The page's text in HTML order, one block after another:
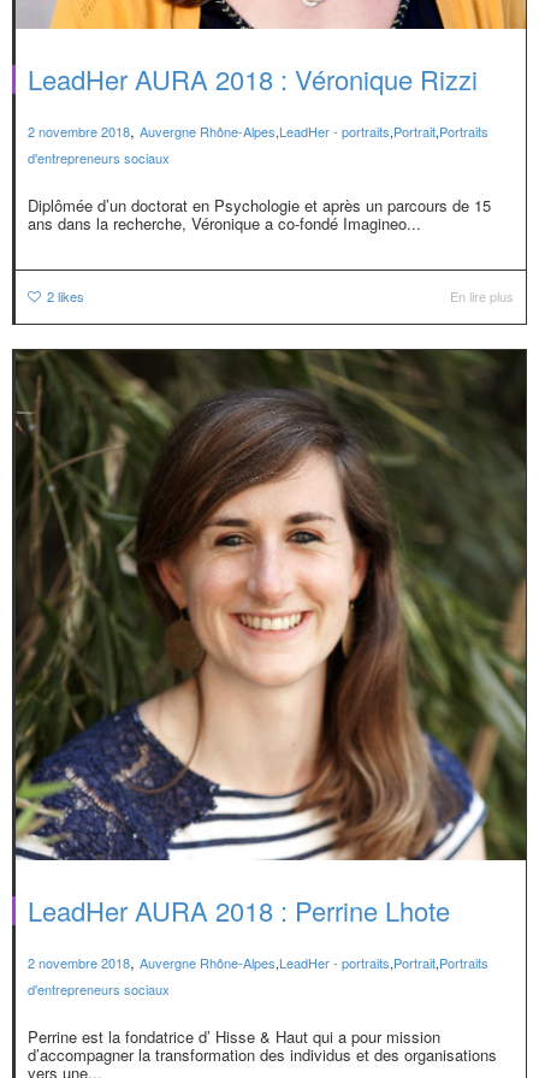
LeadHer AURA 2018 : Véronique Rizzi
2 novembre 2018, Auvergne Rhône-Alpes,LeadHer - portraits,Portrait,Portraits
d'entrepreneurs sociaux
Diplômée d’un doctorat en Psychologie et après un parcours de 15
ans dans la recherche, Véronique a co-fondé Imagineo...
2likes En lire plus
LeadHer AURA 2018 : Perrine Lhote
2 novembre 2018, Auvergne Rhône-Alpes,LeadHer - portraits,Portrait,Portraits
d'entrepreneurs sociaux
Perrine est la fondatrice d’ Hisse & Haut qui a pour mission
d’accompagner la transformation des individus et des organisations
vers une...